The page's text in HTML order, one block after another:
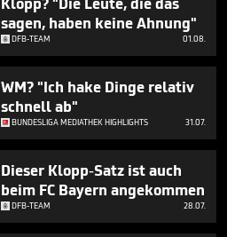
sagen, haben keine Ahnung"
DFB-TEAM 01.08.
WM? "Ich hake Dinge relativ
schnell ab"
BUNDESLIGA MEDIATHEK HIGHLIGHTS 31.07.
Dieser Klopp-Satz ist auch
beim FC Bayern angekommen
DFB-TEAM 28.07.